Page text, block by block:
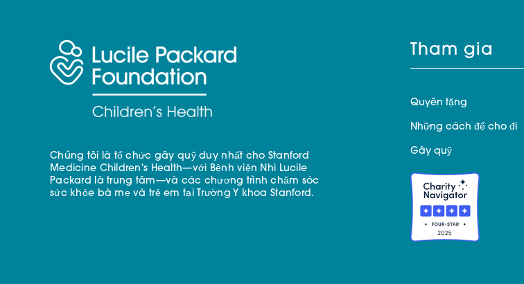
Chúng tôi là tổ chức gây quỹ duy nhất cho Stanford
Medicine Children's Health—với Bệnh viện Nhi Lucile
Packard là trung tâm—và các chương trình chăm sóc
sức khỏe bà mẹ và trẻ em tại Trường Y khoa Stanford.
Tham gia
Quyên tặng
Những cách để cho đi
Gây quỹ